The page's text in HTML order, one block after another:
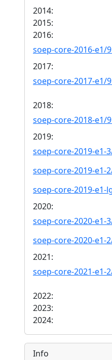
2014:
2015:
2016:
soep-core-2016-e1/9
2017:
soep-core-2017-e1/9
2018:
soep-core-2018-e1/9
2019:
soep-core-2019-e1-
soep-core-2019-e1-
soep-core-2019-e1-
2020:
soep-core-2020-e1-
soep-core-2020-e1-
2021:
soep-core-2021-e1-
2022:
2023:
2024:
Info